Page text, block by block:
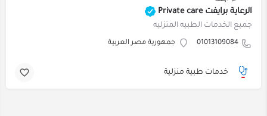
الرعاية برايفت Private care
جميع الخدمات الطبيه المنزليه
01013109084 جمهورية مصر العربية
خدمات طبية منزلية